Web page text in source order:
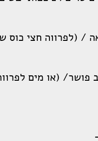
פושר/ (או מים